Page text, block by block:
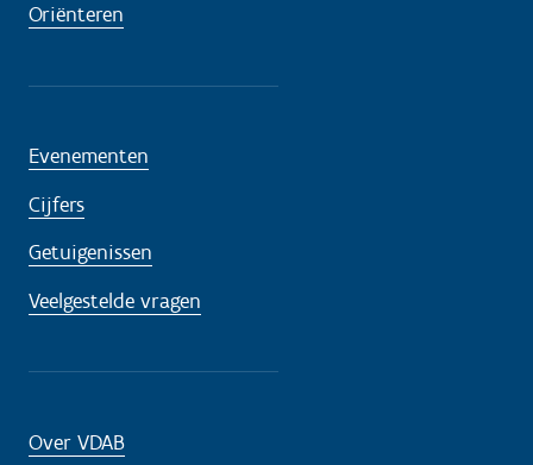
Oriënteren
Evenementen
Cijfers
Getuigenissen
Veelgestelde vragen
Over VDAB